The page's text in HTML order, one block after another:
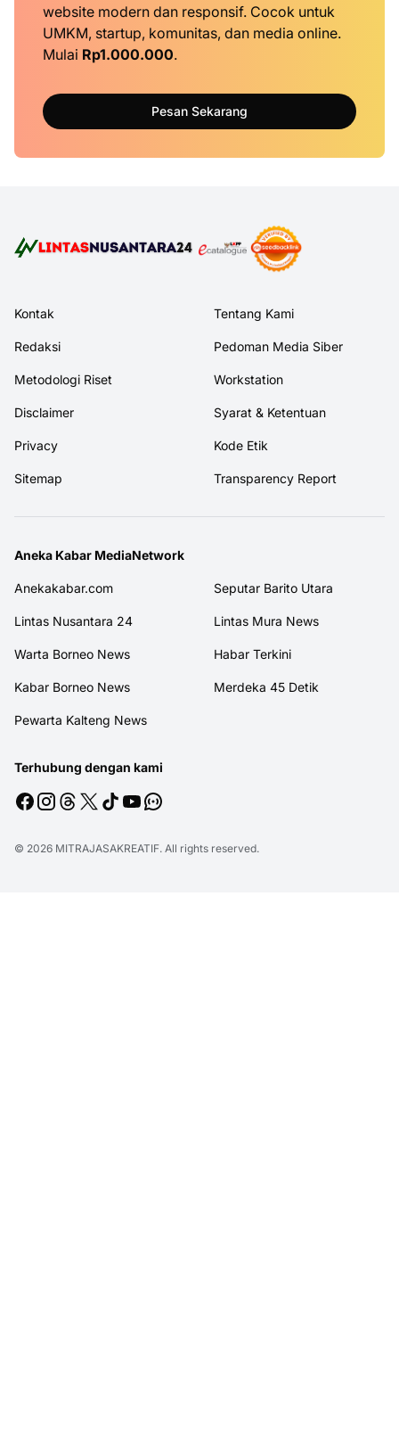
website modern dan responsif. Cocok untuk
UMKM, startup, komunitas, dan media online.
Mulai Rp1.000.000.
Pesan Sekarang
Kontak Tentang Kami
Redaksi Pedoman Media Siber
Metodologi Riset Workstation
Disclaimer Syarat & Ketentuan
Privacy Kode Etik
Sitemap Transparency Report
Aneka Kabar MediaNetwork
Anekakabar.com Seputar Barito Utara
Lintas Nusantara 24 Lintas Mura News
Warta Borneo News Habar Terkini
Kabar Borneo News Merdeka 45 Detik
Pewarta Kalteng News
Terhubung dengan kami
© 2026 MITRAJASAKREATIF. All rights reserved.